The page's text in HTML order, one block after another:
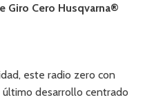
Giro Cero Husqvarna®
este radio zero con
desarrollo centrado